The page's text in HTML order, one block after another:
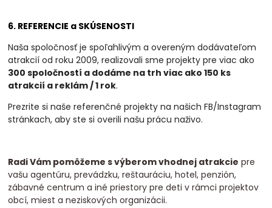
6. REFERENCIE a SKÚSENOSTI
Naša spoločnosť je spoľahlivým a overeným dodávateľom
atrakcií od roku 2009, realizovalisme projekty pre viac ako
300 spoločností a dodáme na trh viac ako 150 ks
atrakcií a reklám / 1 rok.
Prezrite si naše referenčné projekty na našich FB/Instagram
stránkach, aby ste si overili našu prácu naživo.
Radi Vám pomôžeme s výberom vhodnej atrakcie pre
vašu agentúru, prevádzku, reštauráciu, hotel, penzión,
zábavné centrum a iné priestory pre deti v rámci projektov
obcí, miest a neziskových organizácii.